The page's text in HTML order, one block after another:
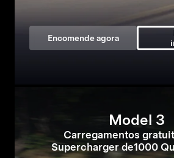
Encomende agora
Model 3
Carregamentos
Supercharger de1000